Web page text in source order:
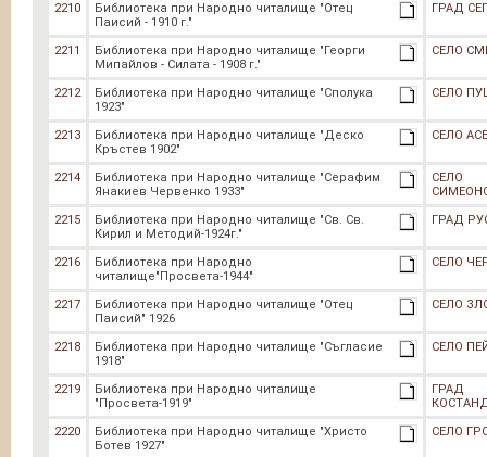
2210
Библиотека при Народно читалище "Отец
Паисий - 1910 г."
ГРАД
2211
Библиотека при Народно читалище "Георги
Мипайлов - Силата - 1908 г."
СЕЛО
2212
Библиотека при Народно читалище "Сполука
1923"
СЕЛО
2213
Библиотека при Народно читалище "Деско
Кръстев 1902"
СЕЛО
2214
Библиотека при Народно читалище "Серафим
Янакиев Червенко 1933"
СЕЛО
2215
Библиотека при Народно читалище "Св. Св.
Кирил и Методий-1924г."
ГРАД
2216
Библиотека при Народно
читалище"Просвета-1944"
СЕЛО
2217
Библиотека при Народно читалище "Отец
Паисий" 1926
СЕЛО
2218
Библиотека при Народно читалище "Съгласие
1918"
СЕЛО
2219
Библиотека при Народно читалище
"Просвета-1919"
ГРАД
2220
Библиотека при Народно читалище "Христо
Ботев 1927"
СЕЛО